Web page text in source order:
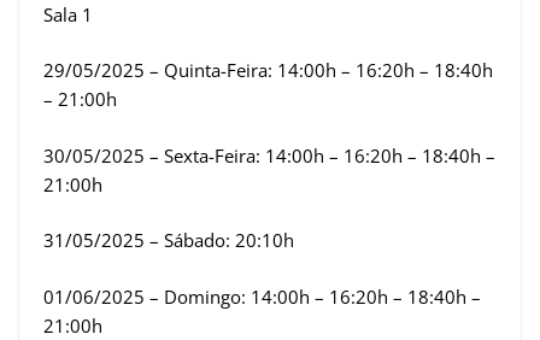
Sala 1
29/05/2025 – Quinta-Feira: 14:00h – 16:20h – 18:40h
– 21:00h
30/05/2025 – Sexta-Feira: 14:00h – 16:20h – 18:40h –
21:00h
31/05/2025 – Sábado: 20:10h
01/06/2025 – Domingo: 14:00h – 16:20h – 18:40h –
21:00h